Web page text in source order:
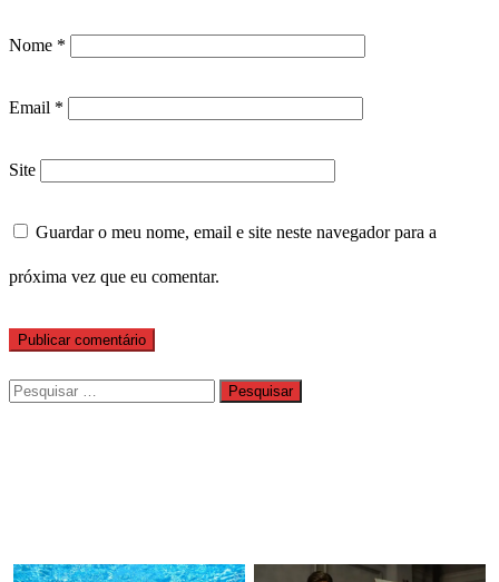
Nome *
Email *
Site
Guardar o meu nome, email e site neste navegador para a
próxima vez que eu comentar.
Pesquisar
por: